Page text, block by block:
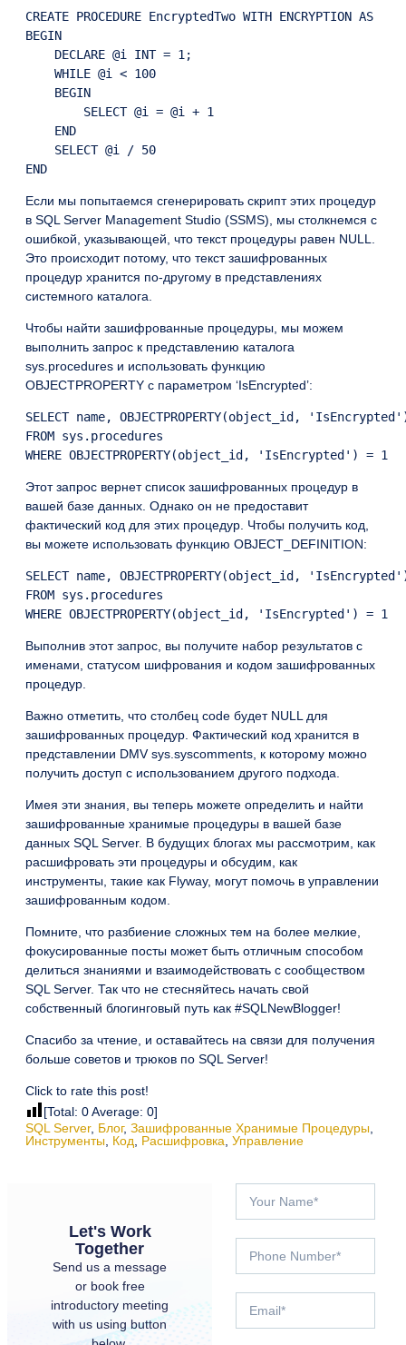
CREATE PROCEDURE EncryptedTwo WITH ENCRYPTION AS
BEGIN
    DECLARE @i INT = 1;
    WHILE @i < 100
    BEGIN
        SELECT @i = @i + 1
    END
    SELECT @i / 50
Если мы попытаемся сгенерировать скрипт этих процедур
в SQL Server Management Studio (SSMS), мы столкнемся с
ошибкой, указывающей, что текст процедуры равен NULL.
Это происходит потому, что текст зашифрованных
процедур хранится по-другому в представлениях
системного каталога.
Чтобы найти зашифрованные процедуры, мы можем
выполнить запрос к представлению каталога
sys.procedures и использовать функцию
OBJECTPROPERTY с параметром ‘IsEncrypted’:
SELECT name, OBJECTPROPERTY(object_id,
FROM sys.procedures
Этот запрос вернет список зашифрованных процедур в
вашей базе данных. Однако он не предоставит
фактический код для этих процедур. Чтобы получить код,
вы можете использовать функцию OBJECT_DEFINITION:
SELECT name, OBJECTPROPERTY(object_id,
FROM sys.procedures
Выполнив этот запрос, вы получите набор результатов с
именами, статусом шифрования и кодом зашифрованных
процедур.
Важно отметить, что столбец code будет NULL для
зашифрованных процедур. Фактический код хранится в
представлении DMV sys.syscomments, к которому можно
получить доступ с использованием другого подхода.
Имея эти знания, вы теперь можете определить и найти
зашифрованные хранимые процедуры в вашей базе
данных SQL Server. В будущих блогах мы рассмотрим, как
расшифровать эти процедуры и обсудим, как
инструменты, такие как Flyway, могут помочь в управлении
зашифрованным кодом.
Помните, что разбиение сложных тем на более мелкие,
фокусированные посты может быть отличным способом
делиться знаниями и взаимодействовать с сообществом
SQL Server. Так что не стесняйтесь начать свой
собственный блогинговый путь как #SQLNewBlogger!
Спасибо за чтение, и оставайтесь на связи для получения
больше советов и трюков по SQL Server!
Click to rate this post!
[Total: 0Average: 0]
SQL Server, Блог, Зашифрованные Хранимые Процедуры,
Инструменты, Код, Расшифровка, Управление
Let's Work
Together
Send us a message
or book free
introductory meeting
with us using button